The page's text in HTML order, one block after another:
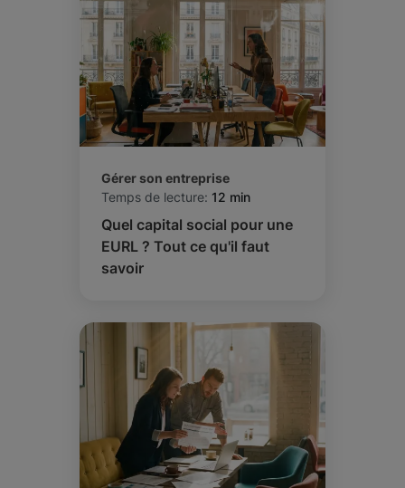
Gérer son entreprise
Temps de lecture: 12 min
Quel capital social pour une
EURL ? Tout ce qu'il faut
savoir